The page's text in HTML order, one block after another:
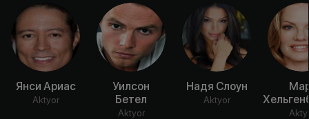
Янси Ариас
Aktyor
Уилсон
Бетел
Aktyor
Надя Слоун
Aktyor